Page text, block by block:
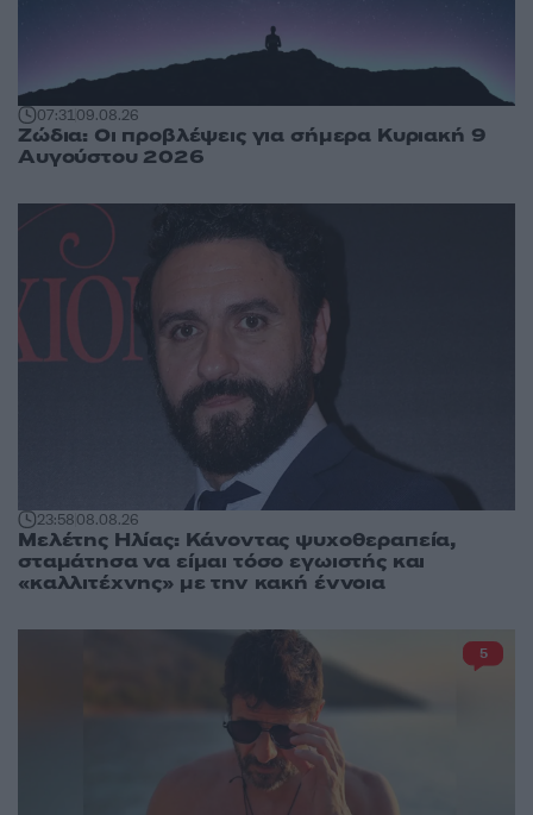
07:3109.08.26
Ζώδια: Οι προβλέψεις για σήμερα Κυριακή 9
Αυγούστου 2026
23:5808.08.26
Μελέτης Ηλίας: Κάνοντας ψυχοθεραπεία,
σταμάτησα να είμαι τόσο εγωιστής και
«καλλιτέχνης» με την κακή έννοια
5